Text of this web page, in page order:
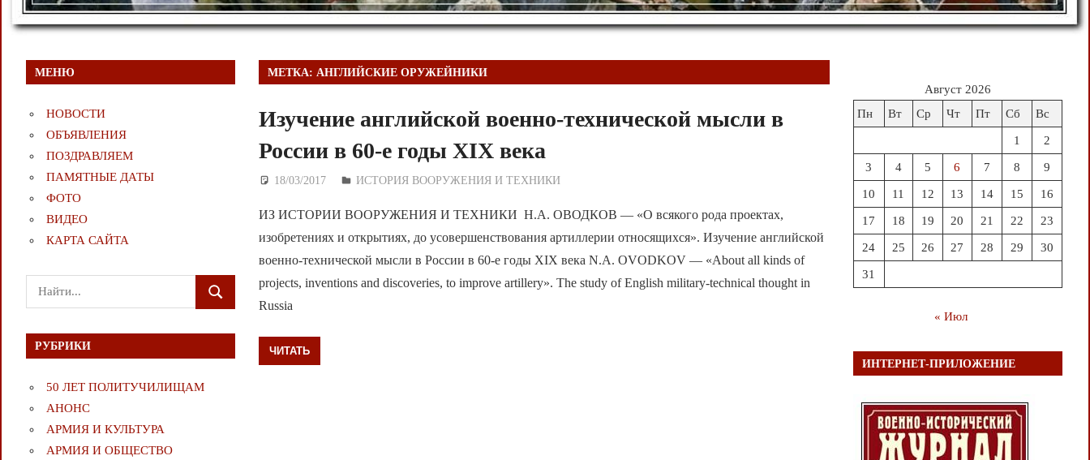
МЕТКА: АНГЛИЙСКИЕ ОРУЖЕЙНИКИ
Изучение английской военно-технической мысли в
России в 60-е годы XIX века
18/03/2017 Дежурный по Редакции
ИСТОРИЯ ВООРУЖЕНИЯ И ТЕХНИКИ
ИЗ ИСТОРИИ ВООРУЖЕНИЯ И ТЕХНИКИ Н.А. ОВОДКОВ — «О всякого рода проектах,
изобретениях и открытиях, до усовершенствования артиллерии относящихся». Изучение английской
военно-технической мысли в России в 60-е годы XIX века N.A. OVODKOV — «About all kinds of
projects, inventions and discoveries, to improve artillery». The study of English military-technical thought in
Russia
ЧИТАТЬ
МЕНЮ
НОВОСТИ
ОБЪЯВЛЕНИЯ
ПОЗДРАВЛЯЕМ
ПАМЯТНЫЕ ДАТЫ
ФОТО
ВИДЕО
КАРТА САЙТА
Поиск
для:
ПОИСК
РУБРИКИ
50 ЛЕТ ПОЛИТУЧИЛИЩАМ
АНОНС
АРМИЯ И КУЛЬТУРА
АРМИЯ И ОБЩЕСТВО
Август 2026
Пн
Вт Ср Чт Пт Сб Вс
1 2
3 4 5 6 7 8 9
10 11 12 13 14 15 16
17 18 19 20 21 22 23
24 25 26 27 28 29 30
31
« Июл
ИНТЕРНЕТ-ПРИЛОЖЕНИЕ